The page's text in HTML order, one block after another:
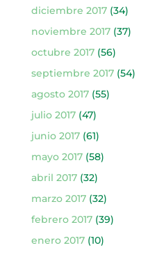
diciembre 2017(34)
noviembre 2017(37)
octubre 2017(56)
septiembre 2017(54)
agosto 2017(55)
julio 2017(47)
junio 2017(61)
mayo 2017(58)
abril 2017(32)
marzo 2017(32)
febrero 2017(39)
enero 2017(10)